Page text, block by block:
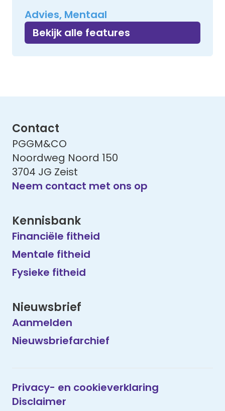
Advies, Mentaal
Bekijk alle features
Contact
PGGM&CO
Noordweg Noord 150
3704 JG Zeist
Neem contact met ons op
Kennisbank
Financiële fitheid
Mentale fitheid
Fysieke fitheid
Nieuwsbrief
Aanmelden
Nieuwsbriefarchief
Privacy- en cookieverklaring
Disclaimer